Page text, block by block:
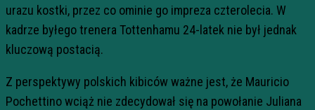
urazu kostki, przez co ominie go impreza czterolecia. W
kadrze byłego trenera Tottenhamu 24-latek nie był jednak
kluczową postacią.
Z perspektywy polskich kibiców ważne jest, że Mauricio
Pochettino wciąż nie zdecydował się na powołanie Juliana